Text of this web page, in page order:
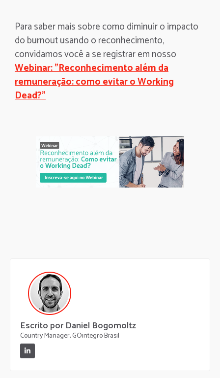
Para saber mais sobre como diminuir o impacto
do burnout usando o reconhecimento,
convidamos você a se registrar em nosso
Webinar: "Reconhecimento além da
remuneração: como evitar o Working
Dead?"
Escrito por Daniel Bogomoltz
Country Manager, GOintegro Brasil